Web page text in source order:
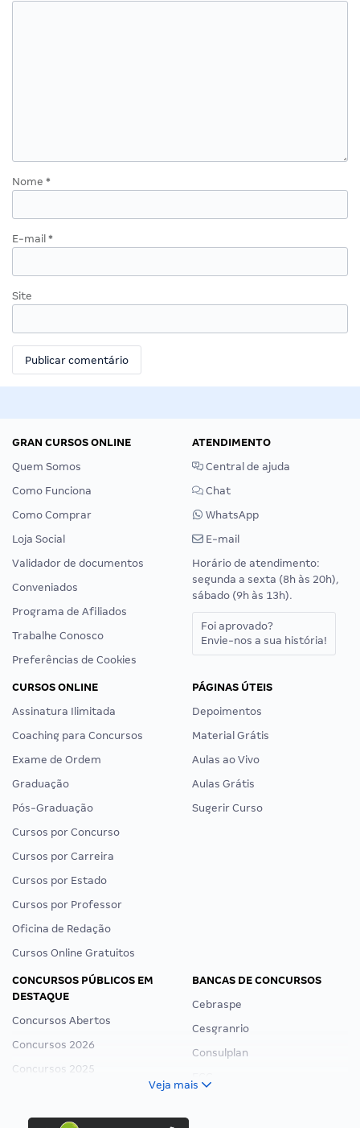
Nome *
E-mail *
Site
GRAN CURSOS ONLINE
Quem Somos
Como Funciona
Como Comprar
Loja Social
Validador de documentos
Conveniados
Programa de Afiliados
Trabalhe Conosco
Preferências de Cookies
ATENDIMENTO
Central de ajuda
Chat
WhatsApp
E-mail
Horário de atendimento:
segunda a sexta (8h às 20h),
sábado (9h às 13h).
Foi aprovado?
Envie-nos a sua história!
CURSOS ONLINE
Assinatura Ilimitada
Coaching para Concursos
Exame de Ordem
Graduação
Pós-Graduação
Cursos por Concurso
Cursos por Carreira
Cursos por Estado
Cursos por Professor
Oficina de Redação
Cursos Online Gratuitos
PÁGINAS ÚTEIS
Depoimentos
Material Grátis
Aulas ao Vivo
Aulas Grátis
Sugerir Curso
CONCURSOS PÚBLICOS EM
DESTAQUE
Concursos Abertos
Concursos 2026
Concursos 2025
Concurso Ibama
BANCAS DE CONCURSOS
Cebraspe
Cesgranrio
Consulplan
Veja mais